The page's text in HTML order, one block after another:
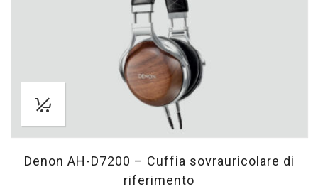
Denon AH-D7200 – Cuffia sovrauricolare di
riferimento